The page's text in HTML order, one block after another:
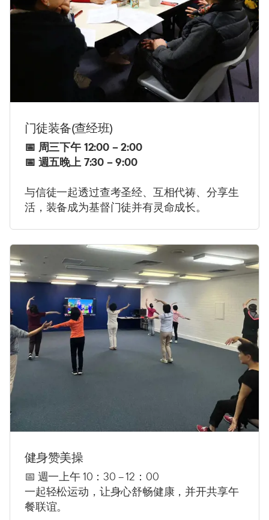
门徒装备(查经班)
📅 周三下午 12:00 –2:00
📅 週五晚上 7:30 – 9:00
与信徒一起透过查考圣经、互相代祷、分享生
活，装备成为基督门徒并有灵命成长。
健身赞美操
📅 週一上午 10：30 – 12：00
一起轻松运动，让身心舒畅健康，并开共享午
餐联谊。